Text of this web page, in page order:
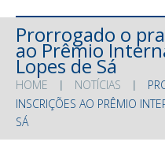
Prorrogado o
ao Prêmio
Lopes de Sá
HOME NOTÍCIAS
INSCRIÇÕES AO PRÊMIO
SÁ